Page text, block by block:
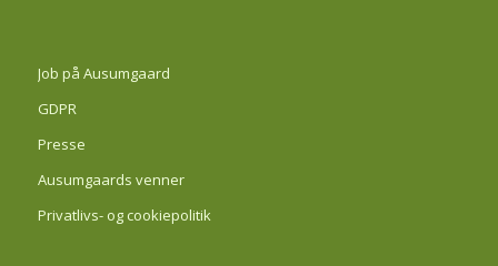
Job på Ausumgaard
GDPR
Presse
Ausumgaards venner
Privatlivs- og cookiepolitik